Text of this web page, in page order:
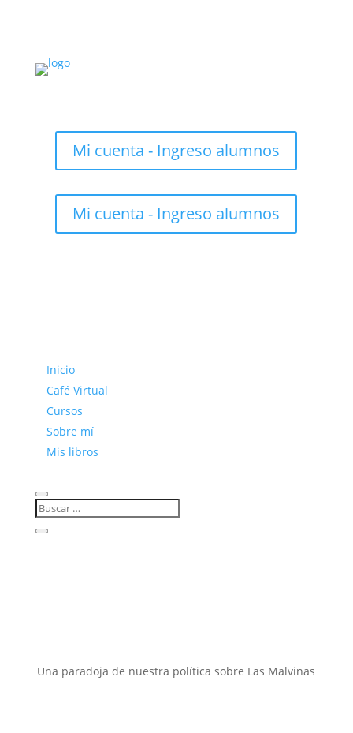
Mi cuenta - Ingreso alumnos
Mi cuenta - Ingreso alumnos
Inicio
Café Virtual
Cursos
Sobre mí
Mis libros
Una paradoja de nuestra política sobre Las Malvinas